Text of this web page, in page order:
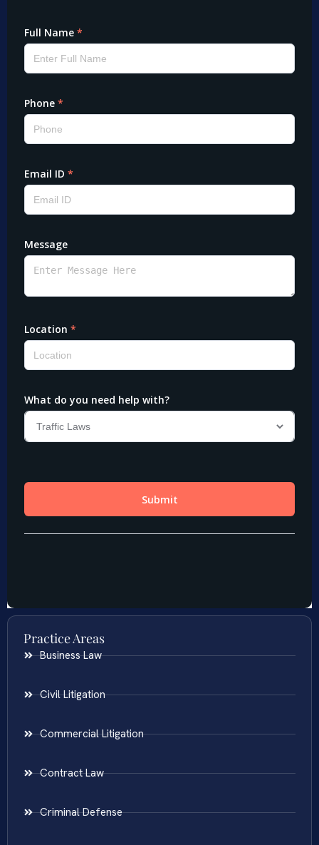
Practice Areas
Business Law
Civil Litigation
Commercial Litigation
Contract Law
Criminal Defense